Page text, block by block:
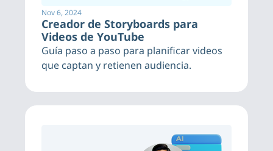
Nov 6, 2024
Creador de Storyboards para
Videos de YouTube
Guía paso a paso para planificar videos
que captan y retienen audiencia.